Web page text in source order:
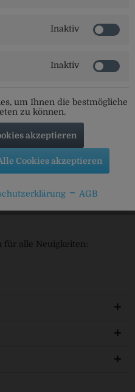
(3,50 € / 1 L)
für alle Neuigkeiten:
Inaktiv
Inaktiv
um Ihnen die bestmögliche
zu können.
akzeptieren
Cookies akzeptieren
AGB